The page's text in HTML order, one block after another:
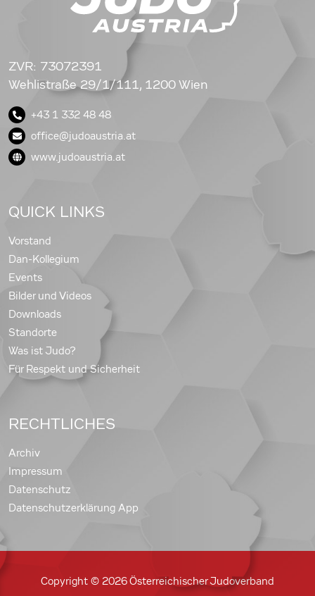
ZVR: 73072391
Wehlistraße 29/1/111, 1200 Wien
+43 1 332 48 48
office@judoaustria.at
www.judoaustria.at
QUICK LINKS
Vorstand
Dan-Kollegium
Events
Bilder und Videos
Downloads
Standorte
Was ist Judo?
Für Respekt und Sicherheit
RECHTLICHES
Archiv
Impressum
Datenschutz
Datenschutzerklärung App
Copyright © 2026 Österreichischer Judoverband